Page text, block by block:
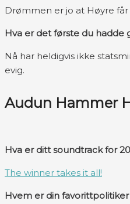
Drømmen er jo at Høyre
Hva er det første du hadde
Nå har heldigvis ikke
evig.
Audun Hammer
Hva er ditt soundtrack for
The winner takes it all!
Hvem er din favorittpolitiker